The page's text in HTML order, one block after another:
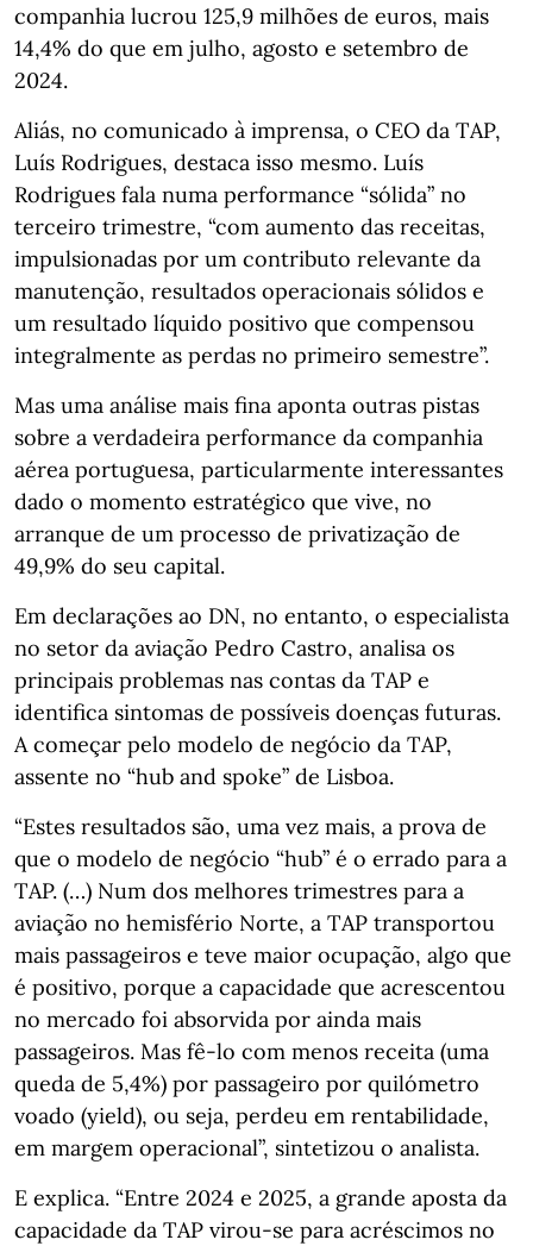
companhia lucrou 125,9 milhões de euros, mais
14,4% do que em julho, agosto e setembro de
2024.
Aliás, no comunicado à imprensa, o CEO da TAP,
Luís Rodrigues, destaca isso mesmo. Luís
Rodrigues fala numa performance “sólida” no
terceiro trimestre, “com aumento das receitas,
impulsionadas por um contributo relevante da
manutenção, resultados operacionais sólidos e
um resultado líquido positivo que compensou
integralmente as perdas no primeiro semestre”.
Mas uma análise mais fina aponta outras pistas
sobre a verdadeira performance da companhia
aérea portuguesa, particularmente interessantes
dado o momento estratégico que vive, no
arranque de um processo de privatização de
49,9% do seu capital.
Em declarações ao DN, no entanto, o especialista
no setor da aviação Pedro Castro, analisa os
principais problemas nas contas da TAP e
identifica sintomas de possíveis doenças futuras.
A começar pelo modelo de negócio da TAP,
assente no “hub and spoke” de Lisboa.
“Estes resultados são, uma vez mais, a prova de
que o modelo de negócio “hub” é o errado para a
TAP. (…) Num dos melhores trimestres para a
aviação no hemisfério Norte, a TAP transportou
mais passageiros e teve maior ocupação, algo que
é positivo, porque a capacidade que acrescentou
no mercado foi absorvida por ainda mais
passageiros. Mas fê-lo com menos receita (uma
queda de 5,4%) por passageiro por quilómetro
voado (yield), ou seja, perdeu em rentabilidade,
em margem operacional”, sintetizou o analista.
E explica. “Entre 2024 e 2025, a grande aposta da
capacidade da TAP virou-se para acréscimos no